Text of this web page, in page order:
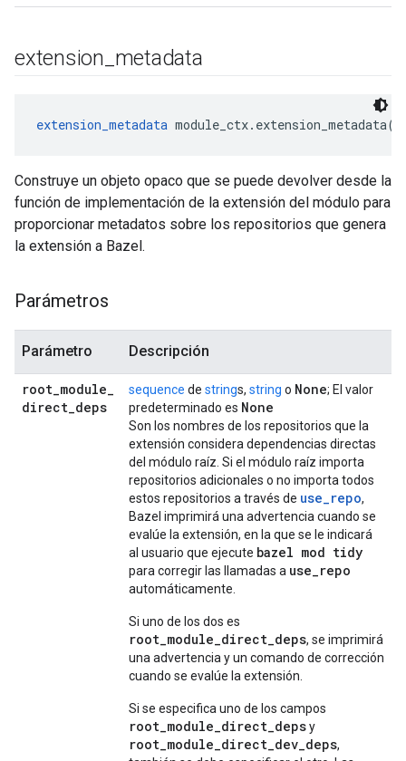
extension metadata
extension_metadata
Construye un objeto opaco que se puede devolver desde la
función de implementación de la extensión del módulo para
proporcionar metadatos sobre los repositorios que genera
la extensión a Bazel.
Parámetros
Parámetro Descripción
root_module_
direct_deps
sequence de strings, string o None; El valor
predeterminado es None
Son los nombres de los repositorios que la
extensión considera dependencias directas
del módulo raíz. Si el módulo raíz importa
repositorios adicionales o no importa todos
estos repositorios a través de use_repo,
Bazel imprimirá una advertencia cuando se
evalúe la extensión, en la que se le indicará
al usuario que ejecute bazel mod tidy
para corregir las llamadas a use_repo
automáticamente.
Si uno de los dos es
root_module_direct_deps, se imprimirá
una advertencia y un comando de corrección
cuando se evalúe la extensión.
Si se especifica uno de los campos
root_module_direct_depsy
root_module_direct_dev_deps,